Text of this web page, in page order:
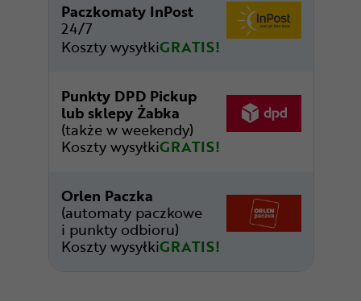
Paczkomaty InPost
24/7
Koszty wysyłkiGRATIS!
Punkty DPD Pickup
lub sklepy Żabka
(także w weekendy)
Koszty wysyłkiGRATIS!
Orlen Paczka
(automaty paczkowe
i punkty odbioru)
Koszty wysyłkiGRATIS!